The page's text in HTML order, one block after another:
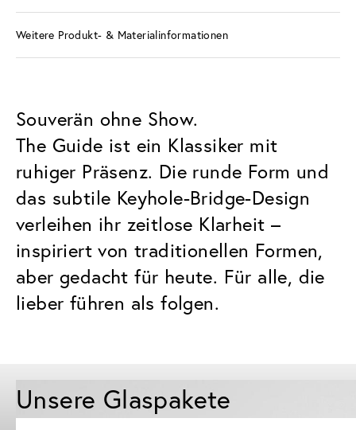
Weitere Produkt- & Materialinformationen
Souverän ohne Show.
The Guide ist ein Klassiker mit
ruhiger Präsenz. Die runde Form und
das subtile Keyhole-Bridge-Design
verleihen ihr zeitlose Klarheit –
inspiriert von traditionellen Formen,
aber gedacht für heute. Für alle, die
lieber führen als folgen.
Unsere Glaspakete